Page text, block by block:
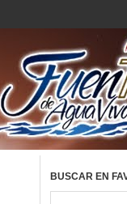
BUSCAR EN